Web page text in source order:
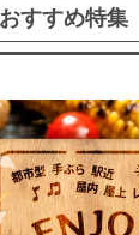
すすめ特集